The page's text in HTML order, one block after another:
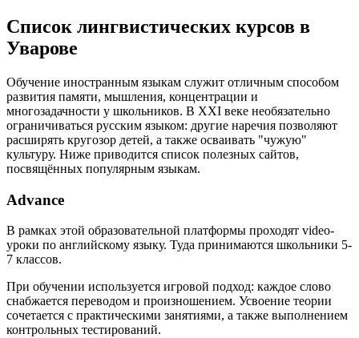
Список лингвистических курсов в
Уварове
Обучение иностранным языкам служит отличным способом
развития памяти, мышления, концентрации и
многозадачности у школьников. В XXI веке необязательно
ограничиваться русским языком: другие наречия позволяют
расширять кругозор детей, а также осваивать "чужую"
культуру. Ниже приводится список полезных сайтов,
посвящённых популярным языкам.
Advance
В рамках этой образовательной платформы проходят video-
уроки по английскому языку. Туда принимаются школьники 5-
7 классов.
При обучении используется игровой подход: каждое слово
снабжается переводом и произношением. Усвоение теории
сочетается с практическими занятиями, а также выполнением
контрольных тестирований.